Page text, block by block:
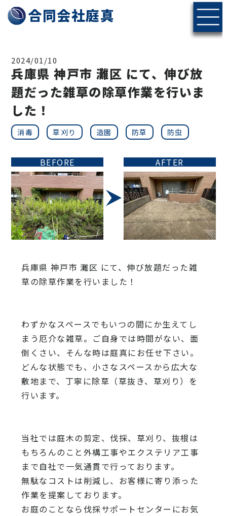
神戸・北摂エリアの伐採・剪定なら合同会社庭真へ
合同会社庭真
2024/01/10
兵庫県 神戸市 灘区 にて、伸び放
題だった雑草の除草作業を行いま
した！
消毒 草刈り 造園 防草 防虫
BEFORE AFTER
兵庫県 神戸市 灘区 にて、伸び放題だった雑
草の除草作業を行いました！
わずかなスペースでもいつの間にか生えてし
まう厄介な雑草。ご自身では時間がない、面
倒くさい、そんな時は庭真にお任せ下さい。
どんな状態でも、小さなスペースから広大な
敷地まで、丁寧に除草（草抜き、草刈り）を
行います。
当社では庭木の剪定、伐採、草刈り、抜根は
もちろんのこと外構工事やエクステリア工事
まで自社で一気通貫で行っております。
無駄なコストは削減し、お客様に寄り添った
作業を提案しております。
お庭のことなら伐採サポートセンター にお気